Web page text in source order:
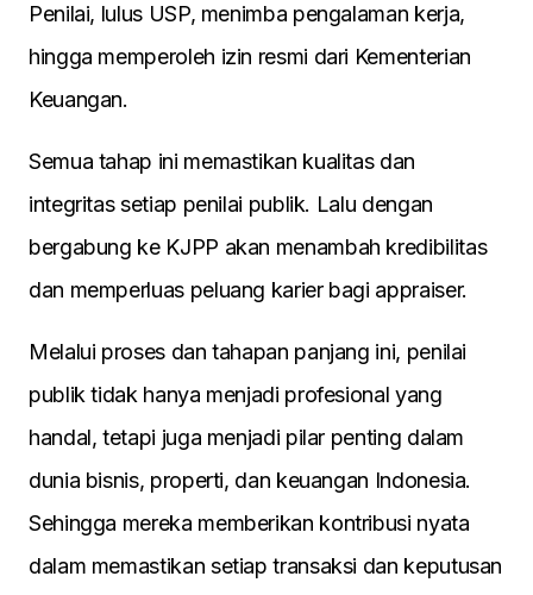
Penilai, lulus USP, menimba pengalaman kerja,
hingga memperoleh izin resmi dari Kementerian
Keuangan.
Semua tahap ini memastikan kualitas dan
integritas setiap penilai publik. Lalu dengan
bergabung ke KJPP akan menambah kredibilitas
dan memperluas peluang karier bagi appraiser.
Melalui proses dan tahapan panjang ini, penilai
publik tidak hanya menjadi profesional yang
handal, tetapi juga menjadi pilar penting dalam
dunia bisnis, properti, dan keuangan Indonesia.
Sehingga mereka memberikan kontribusi nyata
dalam memastikan setiap transaksi dan keputusan